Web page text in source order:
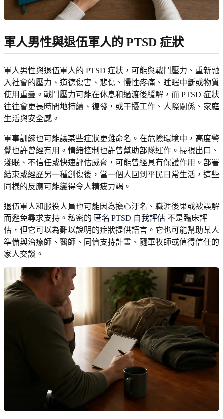
軍人男性與退伍軍人的 PTSD 症狀
軍人男性與退伍軍人的 PTSD 症狀，可能與戰鬥壓力、重新融
入社會的壓力、道德傷害、悲傷、慢性疼痛、睡眠中斷或物質
使用重疊。戰鬥壓力可能在休息和過渡後緩解，而 PTSD 症狀
往往會更長時間地持續、復發，或干擾工作、人際關係、家庭
生活與安全感。
軍事訓練也可能讓某些症狀更難命名。在危險環境中，高度警
覺也許曾經有用。情緒控制也許曾幫助部隊運作。掃視出口、
淺眠、不信任或快速評估威脅，可能曾經具有保護作用。部署
結束或經歷另一種創傷後，當一個人回到平民日常生活，這些
同樣的反應可能變得令人精疲力竭。
退伍軍人和服役人員也可能因為擔心汙名、職涯後果或被誤解
而避免尋求支持。私密的 匿名 PTSD 自我評估 不是臨床評
估，但它可以為難以說明的症狀提供語言。它也可能幫助某人
準備與治療師、醫師、同儕支持計畫、隨軍牧師或值得信任的
家人交談。